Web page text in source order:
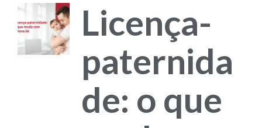
Licença-
paternida
de: o que